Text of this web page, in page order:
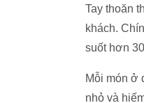
Tay thoăn
khách.
suốt hơn
Mỗi món ở
nhỏ và